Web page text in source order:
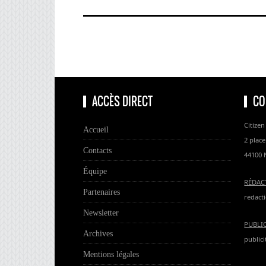
ACCÈS DIRECT
Accueil
Contacts
Équipe
Partenaires
Newsletter
Archives
Mentions légales
Citizen
2
44100